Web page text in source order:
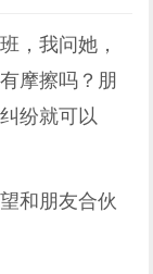
，我问她，
摩擦吗？朋
纷就可以
和朋友合伙